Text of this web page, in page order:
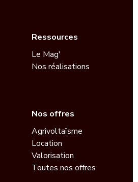
Ressources
Le Mag'
Nos réalisations
Nos offres
Agrivoltaïsme
Location
Valorisation
Toutes nos offres